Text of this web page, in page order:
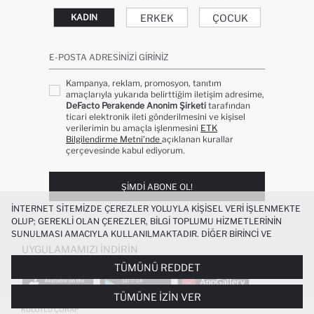
KÜLOTLU ÇORAP
KADIN ERKEK ÇOCUK
E-POSTA ADRESINIZI GIRINIZ
Kampanya, reklam, promosyon, tanıtım
amaçlarıyla yukarıda belirttiğim iletişim adresime,
DeFacto Perakende Anonim Şirketi tarafından
ticari elektronik ileti gönderilmesini ve kişisel
verilerimin bu amaçla işlenmesini ETK
Bilgilendirme Metni’nde açıklanan kurallar
çerçevesinde kabul ediyorum.
ŞIMDI ABONE OL!
UYGULAMAMIZI İNDIRIN
İNTERNET SITEMIZDE ÇEREZLER YOLUYLA KIŞISEL VERI IŞLENMEKTE
OLUP; GEREKLI OLAN ÇEREZLER, BILGI TOPLUMU HIZMETLERININ
SUNULMASI AMACIYLA KULLANILMAKTADIR. DIĞER BIRINCI VE
ÜÇÜNCÜ TARAF ÇEREZLER ISE SIZE DAHA IYI BIR ALIŞVERIŞ
DENEYIMI SUNULABILMESI, SITEMIZIN DAHA IŞLEVSEL KILINMASI VE
KIŞISELLEŞTIRMESI VE AÇIK RIZA VERMENIZ HALINDE, SIZLERE
YÖNELIK PAZARLAMA FAALIYETLERININ YAPILMASI AMAÇLARIYLA
SINIRLI OLARAK KULLANILACAKTIR. ÇEREZLERE DAIR TERCIHLERINIZI
ÇEREZ TERCIHLERIPANELI ARACILIĞIYLA HER ZAMAN YÖNETEBILIR,
TÜMÜNÜ REDDET
TÜMÜNE İZIN VER